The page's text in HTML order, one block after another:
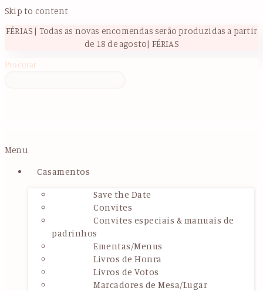
Skip to content
FÉRIAS | Todas as novas encomendas serão produzidas a partir
de 18 de agosto| FÉRIAS
Procurar
Menu
Casamentos
Save the Date
Convites
Convites especiais & manuais de
padrinhos
Ementas/Menus
Livros de Honra
Livros de Votos
Marcadores de Mesa/Lugar